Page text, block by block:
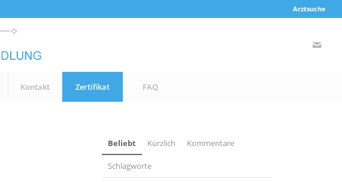
Arztsuche
Kontakt Zertifikat FAQ
Beliebt Kürzlich Kommentare
Schlagworte